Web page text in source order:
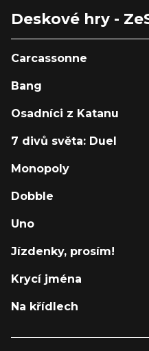
Deskové hry -
Carcassonne
Bang
Osadníci z Katanu
7 divů světa: Duel
Monopoly
Dobble
Uno
Jízdenky, prosím!
Krycí jména
Na křídlech